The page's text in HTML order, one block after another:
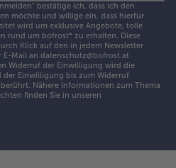
bestätige ich, dass ich den
möchte und willige ein, dass hierfür
wird um exklusive Angebote, tolle
rund um bofrost* zu erhalten. Diese
Klick auf den in jedem Newsletter
Mail an datenschutz@bofrost.at
Widerruf der Einwilligung wird die
der Einwilligung bis zum Widerruf
Nähere Informationen zum Thema
finden Sie in unseren